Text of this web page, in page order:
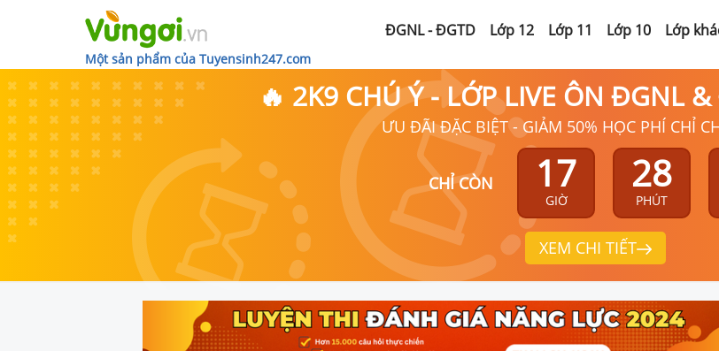
Một sản phẩm của Tuyensinh247.com
ĐGNL - ĐGTD Lớp 12 Lớp 11 Lớp 10 Lớp
🔥 2K9 CHÚ Ý - LỚP LIVE ÔN ĐGNL
ƯU ĐÃI ĐẶC BIỆT - GIẢM 50% HỌC PHÍ CHỈ
CHỈ CÒN 17
GIỜ
28
PHÚT
XEM CHI TIẾT